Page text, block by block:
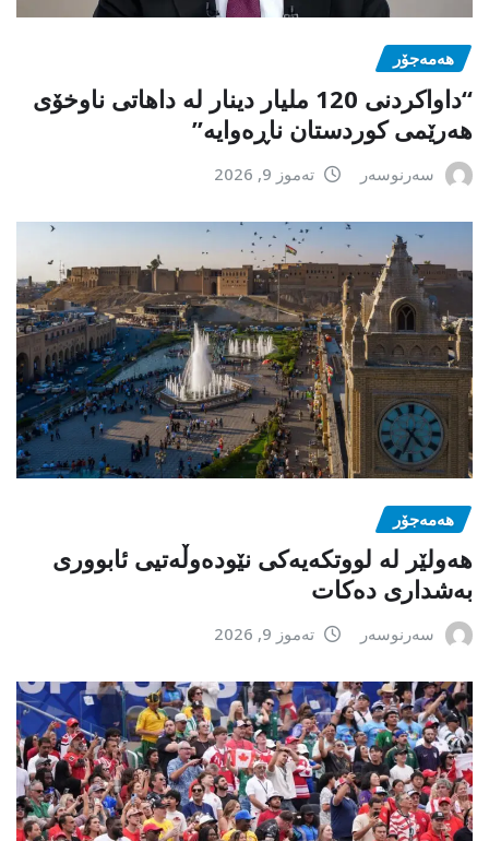
هەمەجۆر
“داواکردنی 120 ملیار دینار لە داهاتی ناوخۆی
هەرێمی کوردستان ناڕەوایە”
سەرنوسەر تەموز 9, 2026
هەمەجۆر
ھەولێر لە لووتکەیەکی نێودەوڵەتیی ئابووری
بەشداری دەکات
سەرنوسەر تەموز 9, 2026